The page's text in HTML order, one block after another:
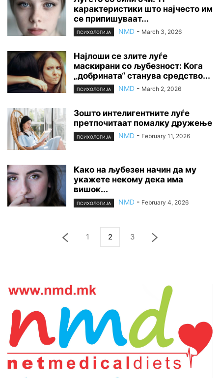
карактеристики што најчесто им
се припишуваат...
ПСИХОЛОГИЈА NMD - March 3, 2026
Најлоши се злите луѓе
маскирани со љубезност: Кога
„добрината“ станува средство...
ПСИХОЛОГИЈА NMD - March 2, 2026
Зошто интелигентните луѓе
претпочитаат помалку дружење
ПСИХОЛОГИЈА NMD - February 11, 2026
Како на љубезен начин да му
укажете некому дека има
вишок...
ПСИХОЛОГИЈА NMD - February 4, 2026
1 2 3